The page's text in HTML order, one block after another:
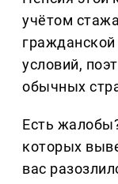
учётом
условий,
обычных
Есть
которых
вас